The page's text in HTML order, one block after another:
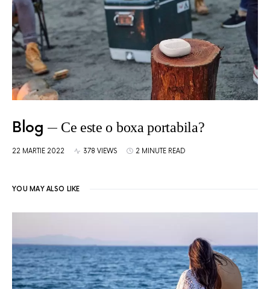
Blog Ce este o boxa portabila?
22 MARTIE 2022 378 VIEWS 2 MINUTE READ
YOU MAY ALSO LIKE